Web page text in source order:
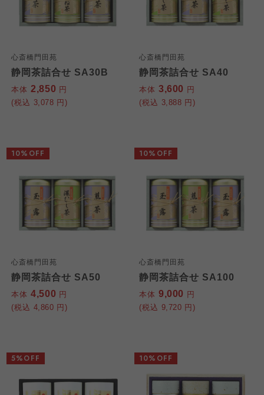
心斎橋門田苑
静岡茶詰合せ SA30B
本体 2,850 円
(税込 3,078 円)
心斎橋門田苑
静岡茶詰合せ SA40
本体 3,600 円
(税込 3,888 円)
心斎橋門田苑
静岡茶詰合せ SA50
本体 4,500 円
(税込 4,860 円)
10%OFF
心斎橋門田苑
静岡茶詰合せ SA100
本体 9,000 円
(税込 9,720 円)
10%OFF
5%OFF 10%OFF